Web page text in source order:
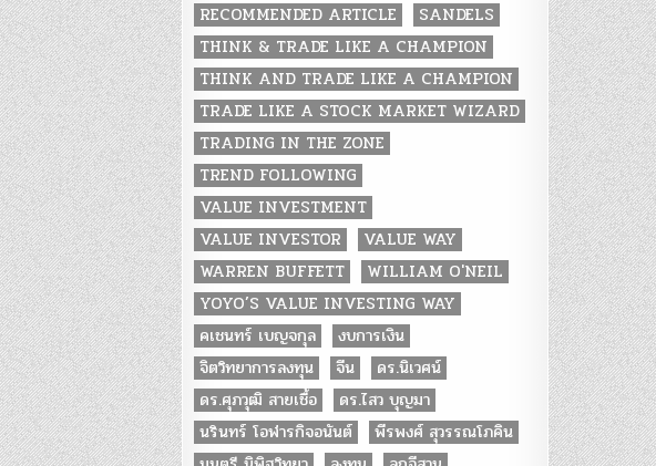
RECOMMENDED ARTICLE
SANDELS
THINK & TRADE LIKE A CHAMPION
THINK AND TRADE LIKE A CHAMPION
TRADE LIKE A STOCK MARKET WIZARD
TRADING IN THE ZONE
TREND FOLLOWING
VALUE INVESTMENT
VALUE INVESTOR
VALUE WAY
WARREN BUFFETT
WILLIAM O'NEIL
YOYO’S VALUE INVESTING WAY
คเชนทร์ เบญจกุล
งบการเงิน
จิตวิทยาการลงทุน
จีน
ดร.นิเวศน์
ดร.ศุภวุฒิ สายเชื้อ
ดร.ไสว บุญมา
นรินทร์ โอฬารกิจอนันต์
พีรพงศ์ สุวรรณโภคิน